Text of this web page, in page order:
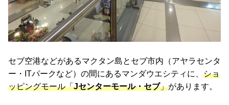
セブ空港などがあるマクタン島とセブ市内（アヤラセンタ
ー・ITパークなど）の間にあるマンダウエシティに、 ショ
ッピングモール「Jセンターモール・セブ」があります。